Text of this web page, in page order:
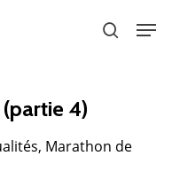
search
4)
, Marathon de